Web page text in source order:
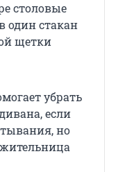
столовые
один стакан
щетки
убрать
если
но